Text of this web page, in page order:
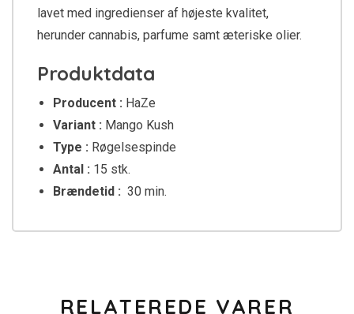
lavet med ingredienser af højeste kvalitet,
herunder cannabis, parfume samt æteriske olier.
Produktdata
Producent : HaZe
Variant : Mango Kush
Type : Røgelsespinde
Antal : 15 stk.
Brændetid : 30 min.
RELATEREDE VARER